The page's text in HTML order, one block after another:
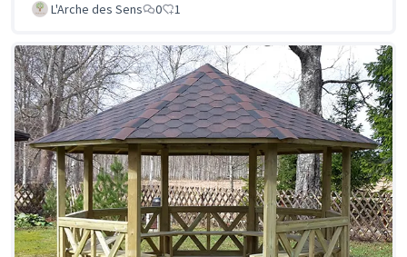
L'Arche des Sens 0 1